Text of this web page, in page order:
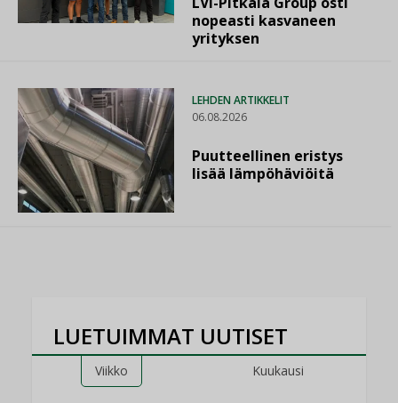
nopeasti kasvaneen
yrityksen
LEHDEN ARTIKKELIT
06.08.2026
Puutteellinen eristys
lisää lämpöhäviöitä
LUETUIMMAT UUTISET
Viikko Kuukausi